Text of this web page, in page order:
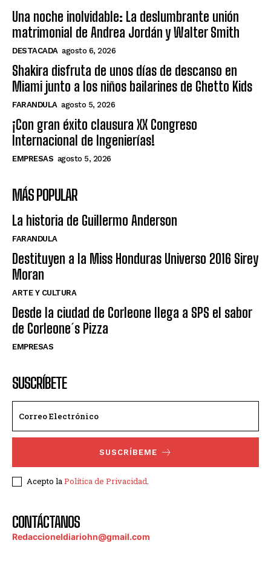
Una noche inolvidable: La deslumbrante unión
matrimonial de Andrea Jordán y Walter Smith
DESTACADA agosto 6, 2026
Shakira disfruta de unos días de descanso en
Miami junto a los niños bailarines de Ghetto Kids
FARANDULA agosto 5, 2026
¡Con gran éxito clausura XX Congreso
Internacional de Ingenierías!
EMPRESAS agosto 5, 2026
MÁS POPULAR
La historia de Guillermo Anderson
FARANDULA
Destituyen a la Miss Honduras Universo 2016 Sirey
Moran
ARTE Y CULTURA
Desde la ciudad de Corleone llega a SPS el sabor
de Corleone´s Pizza
EMPRESAS
SUSCRÍBETE
SUSCRÍBEME
Acepto laPolítica de Privacidad.
CONTÁCTANOS
Redaccioneldiariohn@gmail.com